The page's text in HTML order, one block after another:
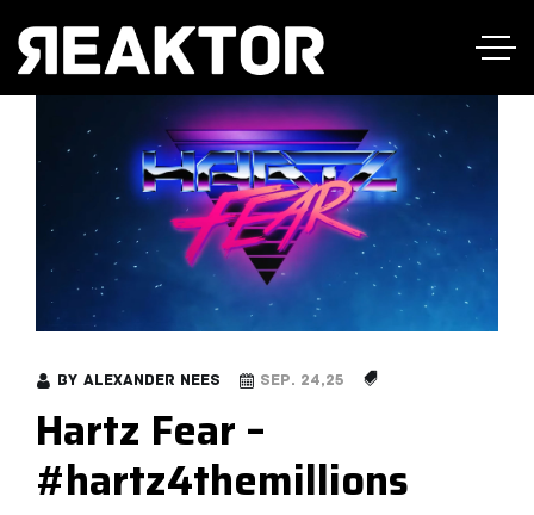
by Alexander Nees Sep. 24,25
Hartz Fear –
#hartz4themillions